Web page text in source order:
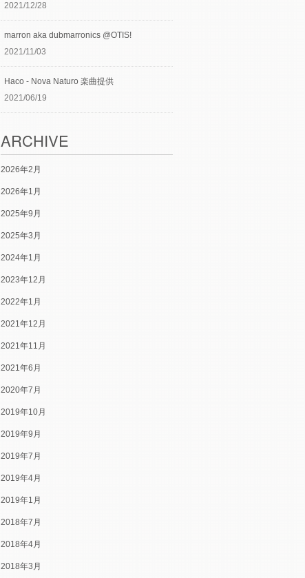
2021/12/28
marron aka dubmarronics @OTIS!
2021/11/03
Haco - Nova Naturo 楽曲提供
2021/06/19
ARCHIVE
2026年2月
2026年1月
2025年9月
2025年3月
2024年1月
2023年12月
2022年1月
2021年12月
2021年11月
2021年6月
2020年7月
2019年10月
2019年9月
2019年7月
2019年4月
2019年1月
2018年7月
2018年4月
2018年3月